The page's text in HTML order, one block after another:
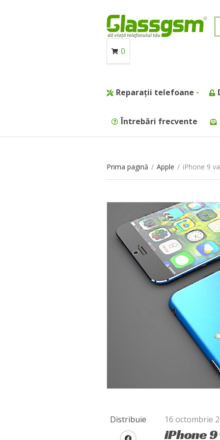
0
Reparații telefoane
Întrebări frecvente
Prima pagină / Apple / iPhone 9
Distribuie 16 octombrie
iPhone 9